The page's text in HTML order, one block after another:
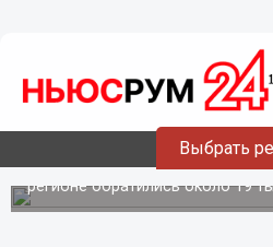
Выбрать
Заболеваемость ОРВИ
снизилась на 3% в
области
За медпомощью с симптомами
регионе обратились около 19